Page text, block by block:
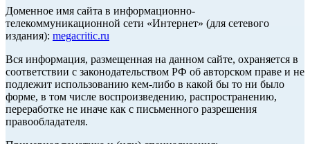
Доменное имя сайта в информационно-
телекоммуникационной сети «Интернет» (для сетевого
издания): megacritic.ru
Вся информация, размещенная на данном сайте, охраняется в
соответствии с законодательством РФ об авторском праве и не
подлежит использованию кем-либо в какой бы то ни было
форме, в том числе воспроизведению, распространению,
переработке не иначе как с письменного разрешения
правообладателя.